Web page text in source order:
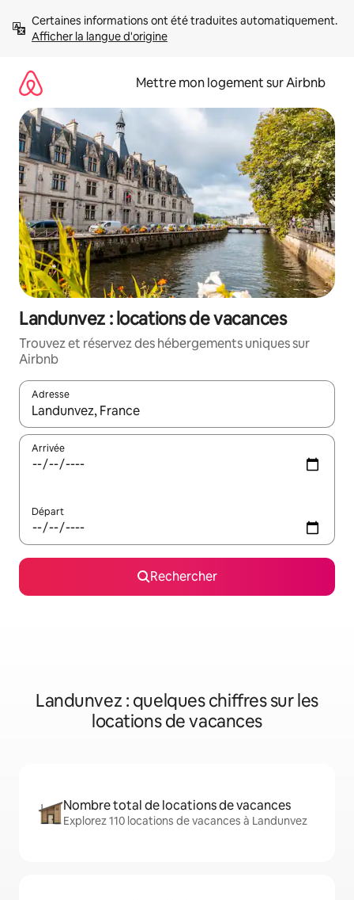
directement
Afficher la langue d'origine
Mettre mon logement sur Airbnb
Landunvez : locations de vacances
Trouvez et réservez des hébergements uniques sur
Airbnb
Adresse
Lorsque les résultats s'affichent, utilisez les flèches vers le
Arrivée
Départ
Rechercher
Landunvez : quelques chiffres sur les
locations de vacances
Nombre total de locations de vacances
Explorez 110 locations de vacances à Landunvez